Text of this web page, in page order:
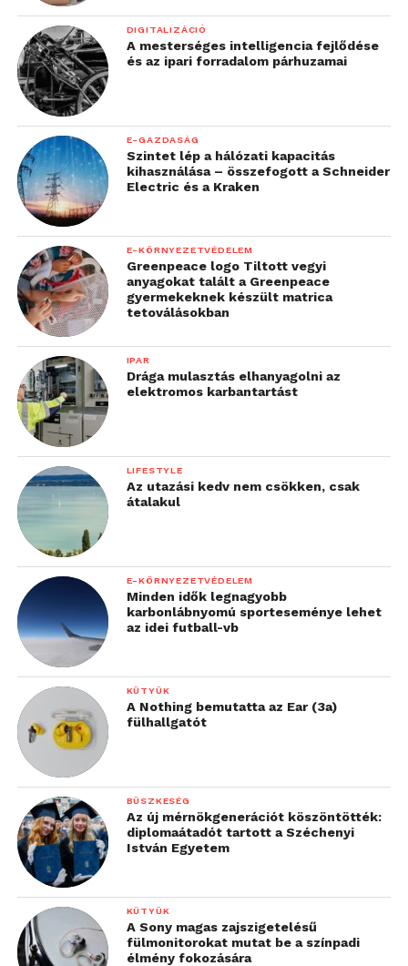
DIGITALIZÁCIÓ
A mesterséges intelligencia fejlődése
és az ipari forradalom párhuzamai
E-GAZDASÁG
Szintet lép a hálózati kapacitás
kihasználása – összefogott a Schneider
Electric és a Kraken
E-KÖRNYEZETVÉDELEM
Greenpeace logo Tiltott vegyi
anyagokat talált a Greenpeace
gyermekeknek készült matrica
tetoválásokban
IPAR
Drága mulasztás elhanyagolni az
elektromos karbantartást
LIFESTYLE
Az utazási kedv nem csökken, csak
átalakul
E-KÖRNYEZETVÉDELEM
Minden idők legnagyobb
karbonlábnyomú sporteseménye lehet
az idei futball-vb
KÜTYÜK
A Nothing bemutatta az Ear (3a)
fülhallgatót
BÜSZKESÉG
Az új mérnökgenerációt köszöntötték:
diplomaátadót tartott a Széchenyi
István Egyetem
KÜTYÜK
A Sony magas zajszigetelésű
fülmonitorokat mutat be a színpadi
élmény fokozására